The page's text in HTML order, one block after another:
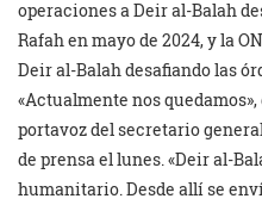
operaciones a Deir al-Balah
Rafah en mayo de 2024, y la
Deir al-Balah desafiando las
«Actualmente nos
portavoz del secretario
de prensa el lunes. «Deir al-
humanitario. Desde allí se